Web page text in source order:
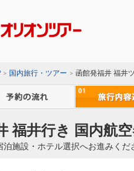
国内旅行・ツアー 函館発福井 福井
福井行き 国内航
泊施設・ホテル選択へお進みくだ